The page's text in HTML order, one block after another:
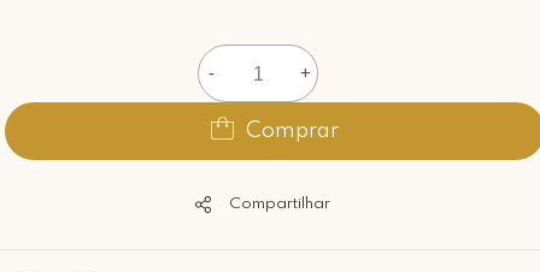
- +
Comprar
Compartilhar